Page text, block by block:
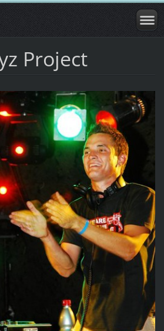
Project